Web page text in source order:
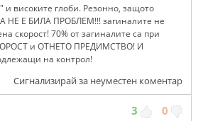
и високите глоби. Резонно, защото
НЕ Е БИЛА ПРОБЛЕМ!!! загиналите не
скорост! 70% от загиналите са при
и ОТНЕТО ПРЕДИМСТВО! И
на контрол!
Сигнализирай за неуместен коментар
3 0